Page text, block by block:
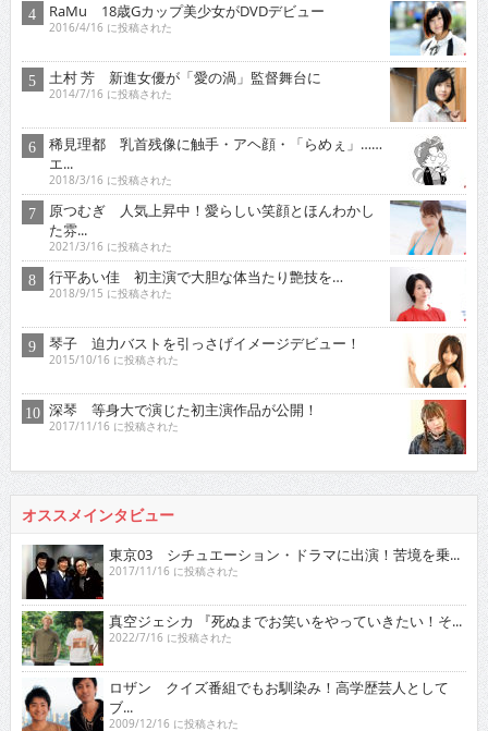
RaMu 18歳Gカップ美少女がDVDデビュー
2016/4/16 に投稿された
土村 芳 新進女優が「愛の渦」監督舞台に
2014/7/16 に投稿された
稀見理都 乳首残像に触手・アヘ顔・「らめぇ」……
エ...
2018/3/16 に投稿された
原つむぎ 人気上昇中！愛らしい笑顔とほんわかし
た雰...
2021/3/16 に投稿された
行平あい佳 初主演で大胆な体当たり艶技を…
2018/9/15 に投稿された
琴子 迫力バストを引っさげイメージデビュー！
2015/10/16 に投稿された
深琴 等身大で演じた初主演作品が公開！
2017/11/16 に投稿された
オススメインタビュー
東京03 シチュエーション・ドラマに出演！苦境を乗...
2017/11/16 に投稿された
真空ジェシカ 『死ぬまでお笑いをやっていきたい！そ...
2022/7/16 に投稿された
ロザン クイズ番組でもお馴染み！高学歴芸人として
ブ...
2009/12/16 に投稿された